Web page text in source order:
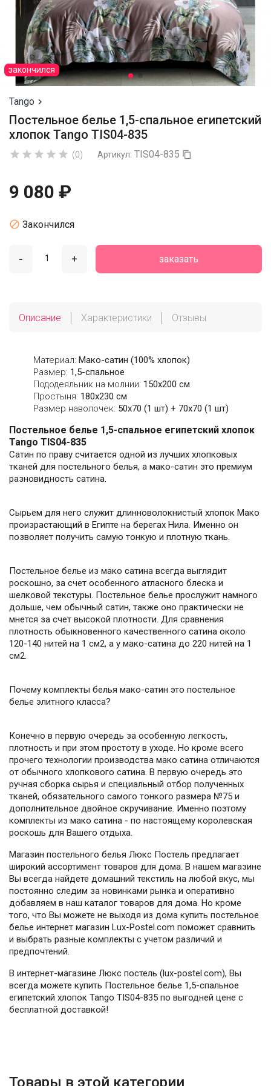
закончился
Tango 
Постельное белье 1,5-спальное египетский
хлопок Tango TIS04-835
     (0) Артикул: TIS04-835 
9 080 ₽
 Закончился
- + заказать
Описание Характеристики Отзывы
Материал: Мако-сатин (100% хлопок)
Размер: 1,5-спальное
Пододеяльник на молнии: 150х200 см
Простыня: 180х230 см
Размер наволочек: 50x70 (1 шт) + 70x70 (1 шт)
Постельное белье 1,5-спальное египетский хлопок
Tango TIS04-835
Сатин по праву считается одной из лучших хлопковых
тканей для постельного белья, а мако-сатин это премиум
разновидность сатина.
Сырьем для него служит длинноволокнистый хлопок Мако
произрастающий в Египте на берегах Нила. Именно он
позволяет получить самую тонкую и плотную ткань.
Постельное белье из мако сатина всегда выглядит
роскошно, за счет особенного атласного блеска и
шелковой текстуры. Постельное белье прослужит намного
дольше, чем обычный сатин, также оно практически не
мнется за счет высокой плотности. Для сравнения
плотность обыкновенного качественного сатина около
120-140 нитей на 1 см2, а у мако-сатина до 220 нитей на 1
см2.
Почему комплекты белья мако-сатин это постельное
белье элитного класса?
Конечно в первую очередь за особенную легкость,
плотность и при этом простоту в уходе. Но кроме всего
прочего технологии производства мако сатина отличаются
от обычного хлопкового сатина. В первую очередь это
ручная сборка сырья и специальный отбор полученных
тканей, обязательного самого тонкого размера №75 и
дополнительное двойное скручивание. Именно поэтому
комплекты из мако сатина - по настоящему королевская
роскошь для Вашего отдыха.
Магазин постельного белья Люкс Постель предлагает
широкий ассортимент товаров для дома. В нашем магазине
Вы всегда найдете домашний текстиль на любой вкус, мы
постоянно следим за новинками рынка и оперативно
добавляем в наш каталог товаров для дома. Но кроме
того, что Вы можете не выходя из дома купить постельное
белье интернет магазин Lux-Postel.com поможет сравнить
и выбрать разные комплекты с учетом различий и
предпочтений.
В интернет-магазине Люкс постель (lux-postel.com), Вы
всегда можете купить Постельное белье 1,5-спальное
египетский хлопок Tango TIS04-835 по выгодней цене с
бесплатной доставкой!
Товары в этой категории